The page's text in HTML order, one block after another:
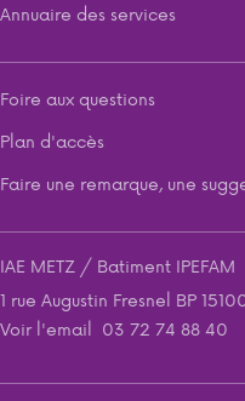
Annuaire des services
Foire aux questions
Plan d'accès
Faire une remarque, une
IAE METZ / Batiment IPEFAM
1 rue Augustin Fresnel BP
Voir l'email 03 72 74 88 40